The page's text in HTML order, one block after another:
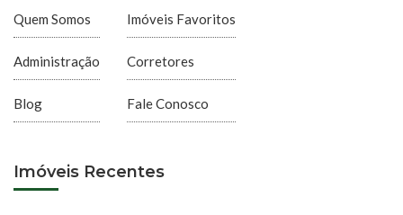
Quem Somos
Administração
Blog
Imóveis Favoritos
Corretores
Fale Conosco
Imóveis Recentes